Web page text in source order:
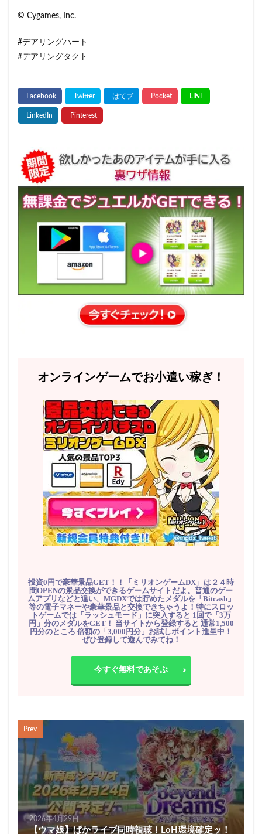
© Cygames, Inc.
#デアリングハート
#デアリングタクト
オンラインゲームでお小遣い稼ぎ！
投資0円で豪華景品GET！！「ミリオンゲームDX」は２４時
間OPENの景品交換ができるゲームサイトだよ。普通のゲー
ムアプリなどと違い、MGDXでは貯めたメダルを「Bitcash」
等の電子マネーや豪華景品と交換できちゃうよ！特にスロッ
トゲームでは「ラッシュモード」に突入すると 1回で「3万
円」分のメダルをGET！ 当サイトから登録すると 通常1,500
円分のところ 倍額の「3,000円分」お試しポイント進呈中！
ぜひ登録して遊んでみてね！
今すぐ無料であそぶ
Prev
2026年4月29日
【ウマ娘】ぱかライブ同時視聴！LoH環境確定ッ！